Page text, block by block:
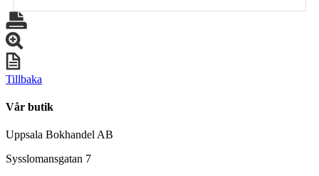
Tillbaka
Vår butik
Uppsala Bokhandel AB
Sysslomansgatan 7